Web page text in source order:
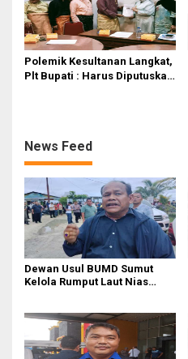
Polemik Kesultanan Langkat,
Plt Bupati : Harus Diputuskan
News Feed
Dewan Usul BUMD Sumut
Kelola Rumput Laut Nias